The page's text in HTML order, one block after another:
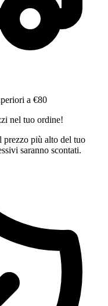
a €80
nel tuo ordine!
più alto del tuo
saranno scontati.